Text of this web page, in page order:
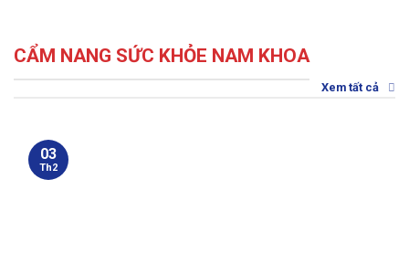
CẨM NANG SỨC KHỎE NAM KHOA
Xem tất cả
03
Th2